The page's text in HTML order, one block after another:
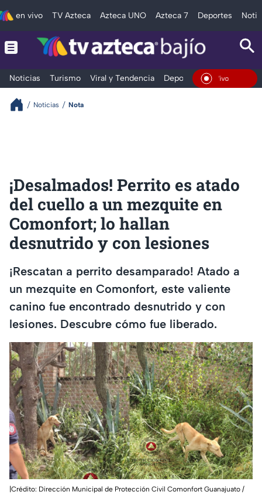
en vivo TV Azteca Azteca UNO Azteca 7 Deportes
Noticias Turismo Viral y Tendencia Deportes Espectáculos
En Vivo
Noticias Nota
¡Desalmados! Perrito es atado
del cuello a un mezquite en
Comonfort; lo hallan
desnutrido y con lesiones
¡Rescatan a perrito desamparado! Atado a
un mezquite en Comonfort, este valiente
canino fue encontrado desnutrido y con
lesiones. Descubre cómo fue liberado.
|Crédito: Dirección Municipal de Protección Civil Comonfort Guanajuato /